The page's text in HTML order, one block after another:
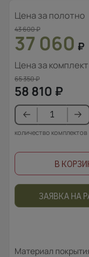
Цена за полотно
43 600₽
37 060 ₽
Цена за комплект
65 350₽
58 810 ₽
количество комплектов
В
ЗАЯВКА НА
Материал